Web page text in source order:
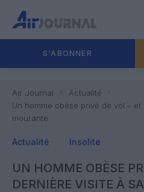
S'ABONNER
Air Journal
Actualité
Un homme obèse privé de vol –
mourante
Actualité Insolite
UN HOMME OBÈSE
DERNIÈRE VISITE À